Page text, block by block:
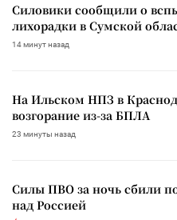
Силовики сообщили о
лихорадки в Сумской
14 минут назад
На Ильском НПЗ в
возгорание из-за БПЛА
23 минуты назад
Силы ПВО за ночь сбили
над Россией